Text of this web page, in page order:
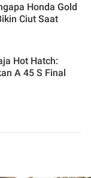
Honda Gold
Ciut Saat
Hot Hatch:
A 45 S Final